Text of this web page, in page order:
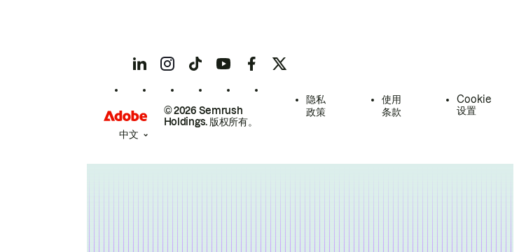
© 2026 Semrush
Holdings. 版权所有。
隐私
政策
使用
条款
Cookie
设置
中文